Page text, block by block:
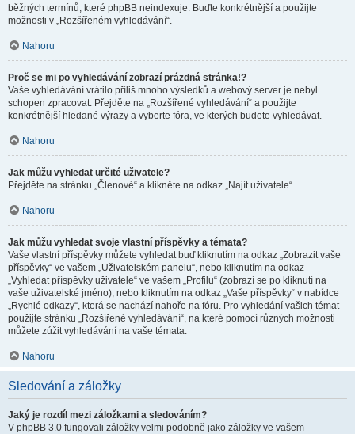
běžných termínů, které phpBB neindexuje. Buďte konkrétnější a použijte
možnosti v „Rozšířeném vyhledávání“.
Nahoru
Proč se mi po vyhledávání zobrazí prázdná stránka!?
Vaše vyhledávání vrátilo příliš mnoho výsledků a webový server je nebyl
schopen zpracovat. Přejděte na „Rozšířené vyhledávání“ a použijte
konkrétnější hledané výrazy a vyberte fóra, ve kterých budete vyhledávat.
Nahoru
Jak můžu vyhledat určité uživatele?
Přejděte na stránku „Členové“ a klikněte na odkaz „Najít uživatele“.
Nahoru
Jak můžu vyhledat svoje vlastní příspěvky a témata?
Vaše vlastní příspěvky můžete vyhledat buď kliknutím na odkaz „Zobrazit vaše
příspěvky“ ve vašem „Uživatelském panelu“, nebo kliknutím na odkaz
„Vyhledat příspěvky uživatele“ ve vašem „Profilu“ (zobrazí se po kliknutí na
vaše uživatelské jméno), nebo kliknutím na odkaz „Vaše příspěvky“ v nabídce
„Rychlé odkazy“, která se nachází nahoře na fóru. Pro vyhledání vašich témat
použijte stránku „Rozšířené vyhledávání“, na které pomocí různých možnosti
můžete zúžit vyhledávání na vaše témata.
Nahoru
Sledování a záložky
Jaký je rozdíl mezi záložkami a sledováním?
V phpBB 3.0 fungovali záložky velmi podobně jako záložky ve vašem